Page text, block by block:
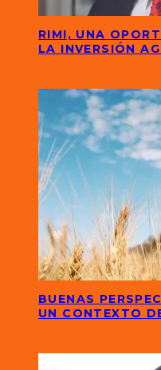
RIMI, UNA
LA INVERSIÓN
BUENAS
UN CONTEXTO